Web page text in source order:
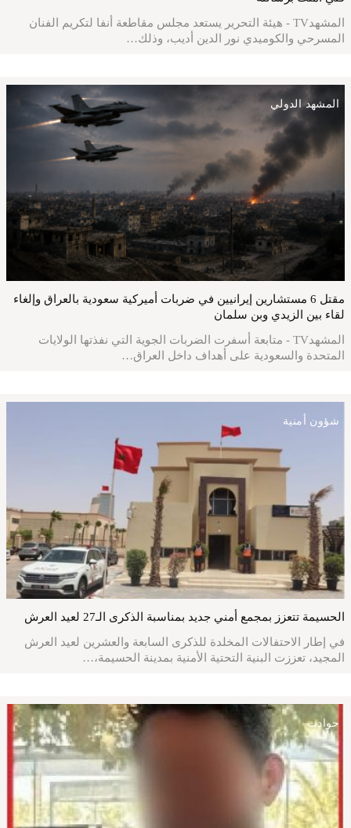
المشهدTV - هيئة التحرير يستعد مجلس مقاطعة أنفا لتكريم الفنان
المسرحي والكوميدي نور الدين أديب، وذلك…
المشهد الدولي
مقتل 6 مستشارين إيرانيين في ضربات أميركية سعودية بالعراق وإلغاء
لقاء بين الزيدي وبن سلمان
المشهدTV - متابعة أسفرت الضربات الجوية التي نفذتها الولايات
المتحدة والسعودية على أهداف داخل العراق…
شؤون أمنية
الحسيمة تتعزز بمجمع أمني جديد بمناسبة الذكرى الـ27 لعيد العرش
في إطار الاحتفالات المخلدة للذكرى السابعة والعشرين لعيد العرش
المجيد، تعززت البنية التحتية الأمنية بمدينة الحسيمة،…
حوادث